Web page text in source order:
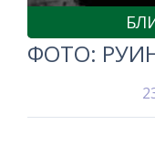
ФОТО: